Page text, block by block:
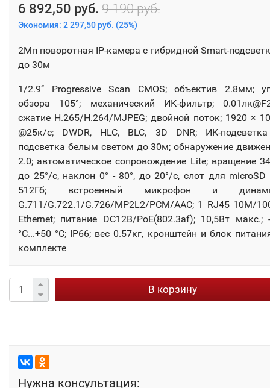
6 892,50 руб. 9 190 руб.
Экономия: 2 297,50 руб. (25%)
2Мп поворотная IP-камера с гибридной Smart-
до 30м
1/2.9’’ Progressive Scan CMOS; объектив 2.8мм;
обзора 105°; механический ИК-фильтр;
сжатие H.265/H.264/MJPEG; двойной поток; 1920 ×
@25к/с; DWDR, HLC, BLC, 3D DNR; ИК-
подсветка белым светом до 30м; обнаружение
2.0; автоматическое сопровождение Lite; вращение
до 25°/с, наклон 0° - 80°, до 20°/с, слот для microSD
512Гб; встроенный микрофон и
G.711/G.722.1/G.726/MP2L2/PCM/AAC; 1 RJ45 10M/
Ethernet; питание DC12В/PoE(802.3af); 10,5Вт макс.;
°C...+50 °C; IP66; вес 0.57кг, кронштейн и блок
комплекте
В корзину
Нужна консультация: